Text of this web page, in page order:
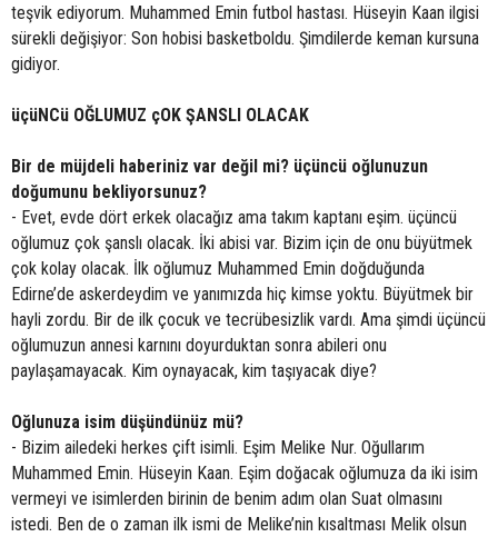
teşvik ediyorum. Muhammed Emin futbol hastası. Hüseyin Kaan ilgisi
sürekli değişiyor: Son hobisi basketboldu. Şimdilerde keman kursuna
gidiyor.
üçüNCü OĞLUMUZ çOK ŞANSLI OLACAK
Bir de müjdeli haberiniz var değil mi? üçüncü oğlunuzun
doğumunu bekliyorsunuz?
- Evet, evde dört erkek olacağız ama takım kaptanı eşim. üçüncü
oğlumuz çok şanslı olacak. İki abisi var. Bizim için de onu büyütmek
çok kolay olacak. İlk oğlumuz Muhammed Emin doğduğunda
Edirne’de askerdeydim ve yanımızda hiç kimse yoktu. Büyütmek bir
hayli zordu. Bir de ilk çocuk ve tecrübesizlik vardı. Ama şimdi üçüncü
oğlumuzun annesi karnını doyurduktan sonra abileri onu
paylaşamayacak. Kim oynayacak, kim taşıyacak diye?
Oğlunuza isim düşündünüz mü?
- Bizim ailedeki herkes çift isimli. Eşim Melike Nur. Oğullarım
Muhammed Emin. Hüseyin Kaan. Eşim doğacak oğlumuza da iki isim
vermeyi ve isimlerden birinin de benim adım olan Suat olmasını
istedi. Ben de o zaman ilk ismi de Melike’nin kısaltması Melik olsun